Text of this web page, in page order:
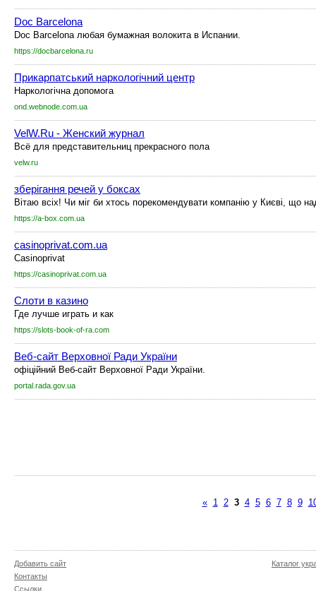
Doc Barcelona
Doc Barcelona любая бумажная волокита в Испании.
https://docbarcelona.ru
Прикарпатський наркологічний центр
Наркологічна допомога
ond.webnode.com.ua
VelW.Ru - Женский журнал
Всё для представительниц прекрасного пола
velw.ru
зберігання речей у боксах
Вітаю всіх! Чи міг би хтось порекомендувати компанію у Києві, що
https://a-box.com.ua
casinoprivat.com.ua
Casinoprivat
https://casinoprivat.com.ua
Слоти в казино
Где лучше играть и как
https://slots-book-of-ra.com
Веб-сайт Верховної Ради України
офіційний Веб-сайт Верховної Ради України.
portal.rada.gov.ua
« 1 2 3 4 5 6 7 8 9
Добавить сайт
Контакты
Ссылки
Каталог